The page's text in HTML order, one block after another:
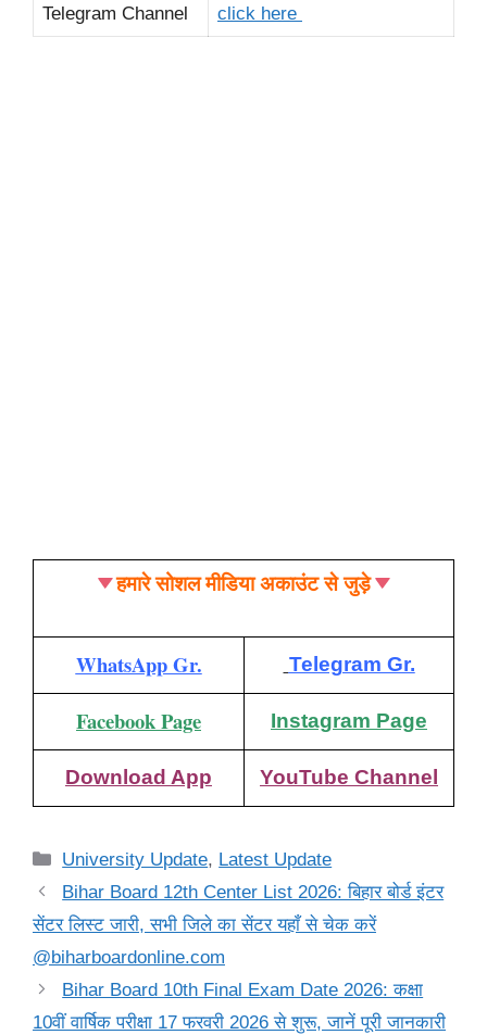
Telegram Channel click here
हमारे सोशल मीडिया अकाउंट से जुड़े
WhatsApp Gr. Telegram Gr.
Facebook Page Instagram Page
Download App YouTube Channel
Categories
University Update, Latest Update
Bihar Board 12th Center List 2026: बिहार बोर्ड इंटर
सेंटर लिस्ट जारी, सभी जिले का सेंटर यहाँ से चेक करें
@biharboardonline.com
Bihar Board 10th Final Exam Date 2026: कक्षा
10वीं वार्षिक परीक्षा 17 फरवरी 2026 से शुरू, जानें पूरी जानकारी